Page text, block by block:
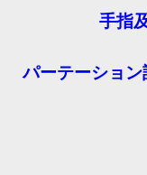
手指
パーテーショ